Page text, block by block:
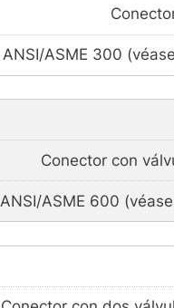
ANSI/ASME 300
Conector con
ANSI/ASME 600